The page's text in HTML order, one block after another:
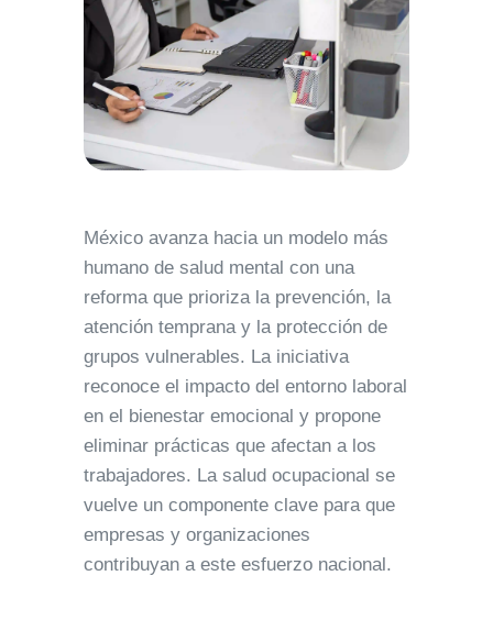
México avanza hacia un modelo más
humano de salud mental con una
reforma que prioriza la prevención, la
atención temprana y la protección de
grupos vulnerables. La iniciativa
reconoce el impacto del entorno laboral
en el bienestar emocional y propone
eliminar prácticas que afectan a los
trabajadores. La salud ocupacional se
vuelve un componente clave para que
empresas y organizaciones
contribuyan a este esfuerzo nacional.